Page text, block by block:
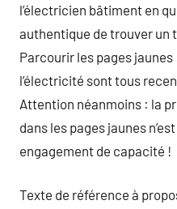
l’électricien bâtiment en
authentique de trouver un
Parcourir les pages
l’électricité sont tous
Attention néanmoins : la
dans les pages jaunes
engagement de capacité !
Texte de référence à